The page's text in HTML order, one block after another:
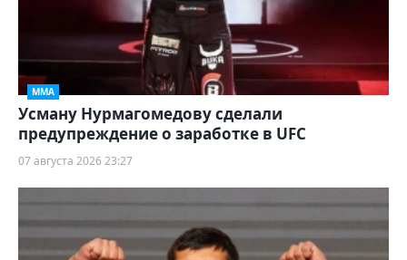
ММА
Усману Нурмагомедову сделали
предупреждение о заработке в UFC
07 августа 2026 23:27